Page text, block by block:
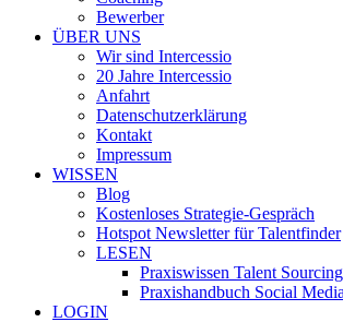
Bewerber
ÜBER UNS
Wir sind Intercessio
20 Jahre Intercessio
Anfahrt
Datenschutzerklärung
Kontakt
Impressum
WISSEN
Blog
Kostenloses Strategie-Gespräch
Hotspot Newsletter für Talentfinder
LESEN
Praxiswissen Talent Sourcing
Praxishandbuch Social
LOGIN